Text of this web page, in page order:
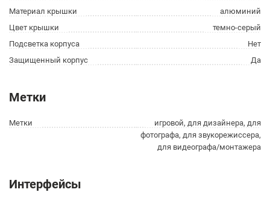
Материал крышки
алюминий
Цвет крышки
темно-серый
Подсветка корпуса
Нет
Защищенный корпус
Да
Метки
Метки
игровой, для дизайнера, для
фотографа, для звукорежиссера,
для видеографа/монтажера
Интерфейсы